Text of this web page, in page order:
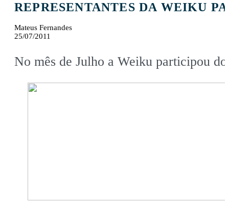
REPRESENTANTES DA WEIKU
Mateus Fernandes
25/07/2011
No mês de Julho a Weiku participou